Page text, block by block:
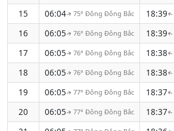
15
06:04↑ 75° Đông Đông Bắc 18:39↑
16
06:05↑ 76° Đông Đông Bắc 18:39↑
17
06:05↑ 76° Đông Đông Bắc 18:38↑
18
06:05↑ 76° Đông Đông Bắc 18:38↑
19
06:05↑ 77° Đông Đông Bắc 18:37↑
20
06:05↑ 77° Đông Đông Bắc 18:37↑